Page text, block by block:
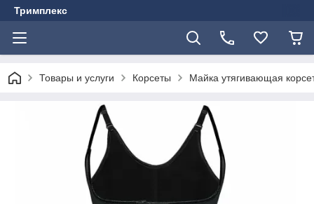
Тримплекс
Товары и услуги Корсеты Майка утягивающая